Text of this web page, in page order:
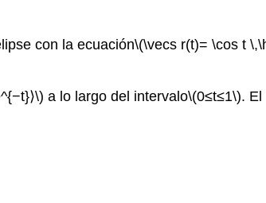
con la ecuación\(\vecs r(t)= \cos t
a lo largo del intervalo\(0≤t≤1\). El